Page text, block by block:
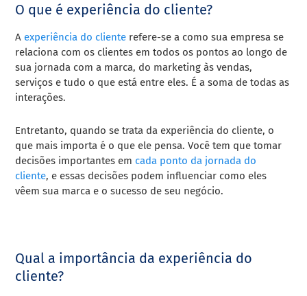
O que é experiência do cliente?
A experiência do cliente refere-se a como sua empresa se
relaciona com os clientes em todos os pontos ao longo de
sua jornada com a marca, do marketing às vendas,
serviços e tudo o que está entre eles. É a soma de todas as
interações.
Entretanto, quando se trata da experiência do cliente, o
que mais importa é o que ele pensa. Você tem que tomar
decisões importantes em cada ponto da jornada do
cliente, e essas decisões podem influenciar como eles
vêem sua marca e o sucesso de seu negócio.
Qual a importância da experiência do
cliente?